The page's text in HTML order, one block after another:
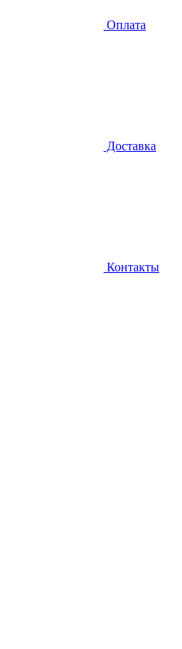
Оплата
Доставка
Контакты